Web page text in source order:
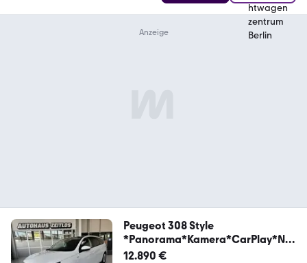
Peugeot 308 Style
*Panorama*Kamera*CarPlay*Na
vi*SHZ*PDC*
12.890 €